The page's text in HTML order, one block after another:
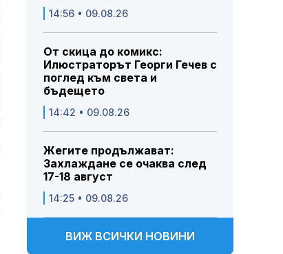
14:56 • 09.08.26
От скица до комикс:
Илюстраторът Георги Гечев с
поглед към света и
бъдещето
14:42 • 09.08.26
Жегите продължават:
Захлаждане се очаква след
17-18 август
14:25 • 09.08.26
ВИЖ ВСИЧКИ НОВИНИ